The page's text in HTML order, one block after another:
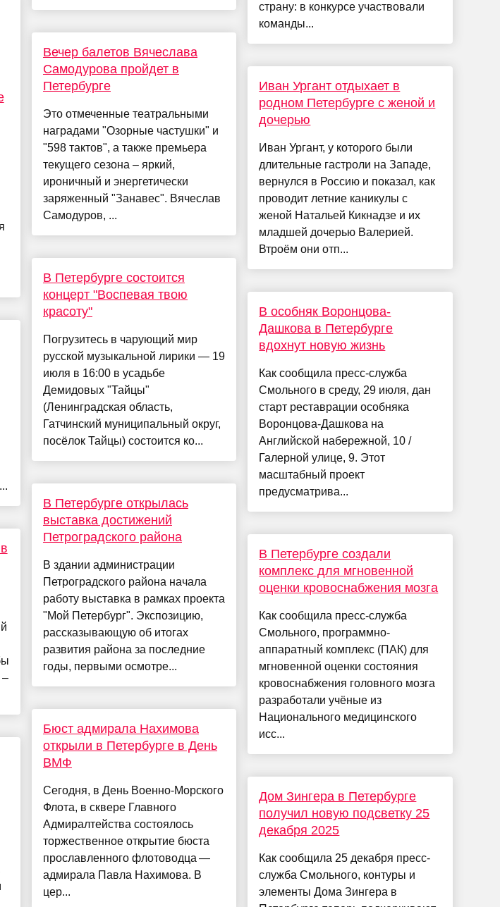
Вечер балетов Вячеслава
Самодурова пройдет в
Петербурге
Это отмеченные театральными
наградами "Озорные частушки" и
"598 тактов", а также премьера
текущего сезона – яркий,
ироничный и энергетически
заряженный "Занавес". Вячеслав
Самодуров, ...
В Петербурге состоится
концерт "Воспевая твою
красоту"
Погрузитесь в чарующий мир
русской музыкальной лирики — 19
июля в 16:00 в усадьбе
Демидовых "Тайцы"
(Ленинградская область,
Гатчинский муниципальный округ,
посёлок Тайцы) состоится ко...
В Петербурге открылась
выставка достижений
Петроградского района
В здании администрации
Петроградского района начала
работу выставка в рамках проекта
"Мой Петербург". Экспозицию,
рассказывающую об итогах
развития района за последние
годы, первыми осмотре...
Бюст адмирала Нахимова
открыли в Петербурге в День
ВМФ
Сегодня, в День Военно-Морского
Флота, в сквере Главного
Адмиралтейства состоялось
торжественное открытие бюста
прославленного флотоводца —
адмирала Павла Нахимова. В
цер...
страну: в конкурсе участвовали
команды...
Иван Ургант отдыхает в
родном Петербурге с женой и
дочерью
Иван Ургант, у которого были
длительные гастроли на Западе,
вернулся в Россию и показал, как
проводит летние каникулы с
женой Натальей Кикнадзе и их
младшей дочерью Валерией.
Втроём они отп...
В особняк Воронцова-
Дашкова в Петербурге
вдохнут новую жизнь
Как сообщила пресс-служба
Смольного в среду, 29 июля, дан
старт реставрации особняка
Воронцова-Дашкова на
Английской набережной, 10 /
Галерной улице, 9. Этот
масштабный проект
предусматрива...
В Петербурге создали
комплекс для мгновенной
оценки кровоснабжения мозга
Как сообщила пресс-служба
Смольного, программно-
аппаратный комплекс (ПАК) для
мгновенной оценки состояния
кровоснабжения головного мозга
разработали учёные из
Национального медицинского
исс...
Дом Зингера в Петербурге
получил новую подсветку 25
декабря 2025
Как сообщила 25 декабря пресс-
служба Смольного, контуры и
элементы Дома Зингера в